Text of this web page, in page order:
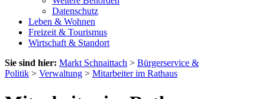
Datenschutz
Leben & Wohnen
Freizeit & Tourismus
Wirtschaft & Standort
Sie sind hier: Markt Schnaittach > Bürgerservice &
Politik > Verwaltung > Mitarbeiter im Rathaus